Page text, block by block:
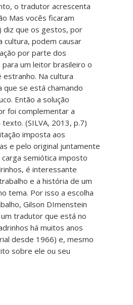
o tradutor acrescenta
Mas vocês ficaram
diz que os gestos, por
cultura, podem causar
por parte dos
um leitor brasileiro o
Na cultura
que se está chamando
Então a solução
foi complementar a
(SILVA, 2013, p.7)
imposta aos
e pelo original juntamente
semiótica imposto
é interessante
e a história de um
tema. Por isso a escolha
Gilson DImenstein
tradutor que está no
há muitos anos
desde 1966) e, mesmo
sobre ele ou seu